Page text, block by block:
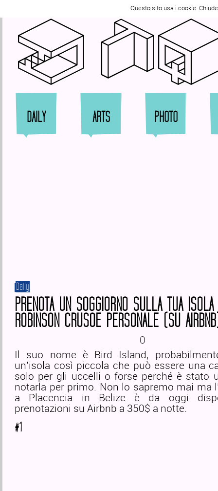
DAILY ARTS PHOTO
Daily
PRENOTA UN SOGGIORNO SULLA TUA
ROBINSON CRUSOE PERSONALE (SU
0
Il suo nome è Bird Island,
un’isola così piccola che può essere una
solo per gli uccelli o forse perché è stato
notarla per primo. Non lo sapremo mai ma
a Placencia in Belize è da oggi
prenotazioni su Airbnb a 350$ a notte.
#1
Questo sito usa i cookie.